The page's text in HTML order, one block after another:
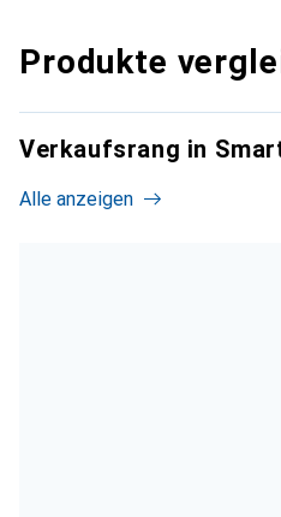
Produkte
Verkaufsrang in
Alle anzeigen